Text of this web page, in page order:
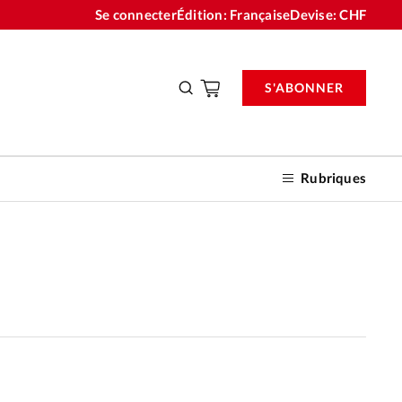
Se connecterÉdition: FrançaiseDevise:CHF
Rubriques
S'ABONNER